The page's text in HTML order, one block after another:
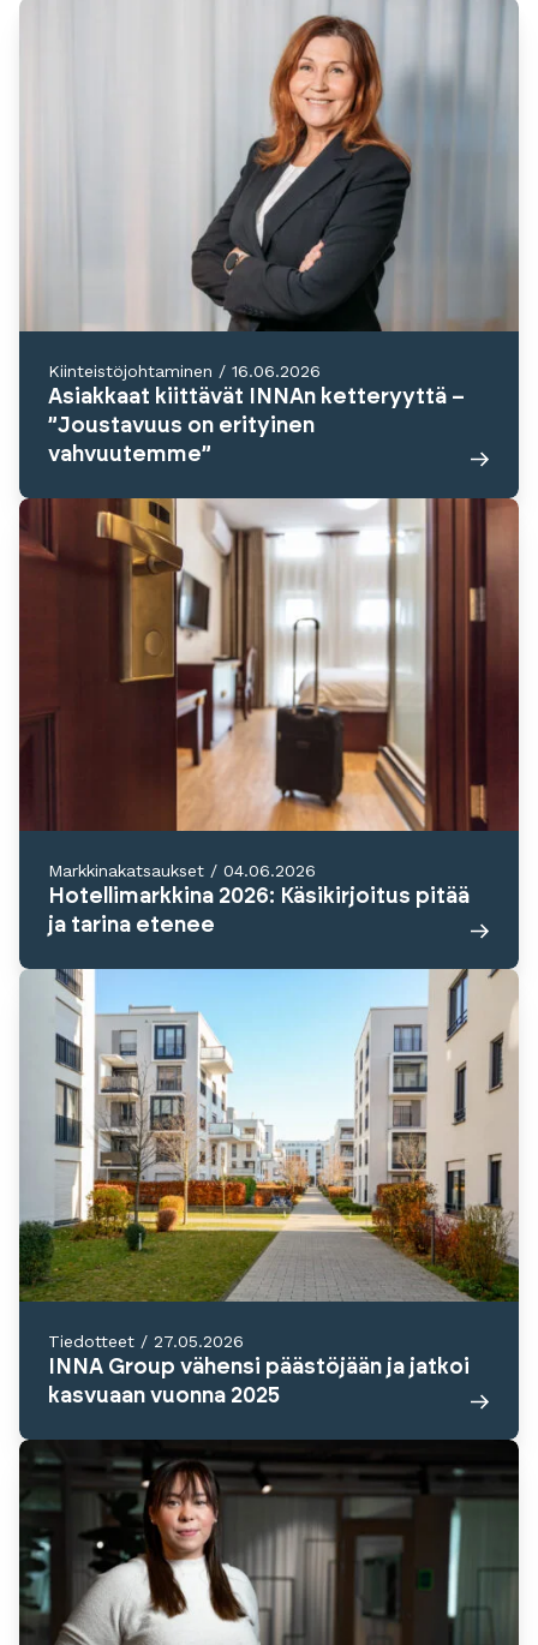
Kiinteistöjohtaminen / 16.06.2026
Asiakkaat kiittävät INNAn ketteryyttä –
”Joustavuus on erityinen
vahvuutemme”
Markkinakatsaukset / 04.06.2026
Hotellimarkkina 2026: Käsikirjoitus pitää
ja tarina etenee
Tiedotteet / 27.05.2026
INNA Group vähensi päästöjään ja jatkoi
kasvuaan vuonna 2025